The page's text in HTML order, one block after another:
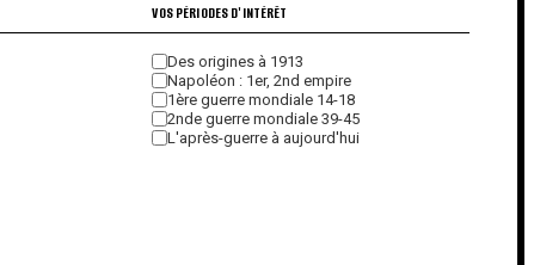
VOS PÉRIODES D'INTÉRÊT
Des origines à 1913
Napoléon : 1er, 2nd empire
1ère guerre mondiale 14-18
2nde guerre mondiale 39-45
L'après-guerre à aujourd'hui